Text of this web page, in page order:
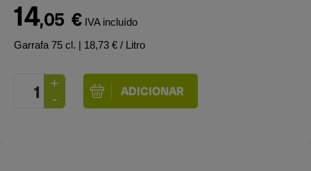
14,05 € IVA incluído
Garrafa 75 cl. | 18,73 € / Litro